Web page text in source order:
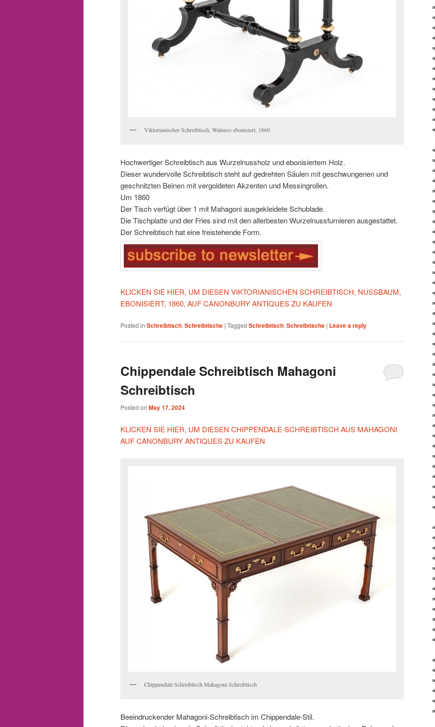
Viktorianischer Schreibtisch, Walnuss ebonisiert, 1860
Hochwertiger Schreibtisch aus Wurzelnussholz und ebonisiertem Holz.
Dieser wundervolle Schreibtisch steht auf gedrehten Säulen mit geschwungenen und
geschnitzten Beinen mit vergoldeten Akzenten und Messingrollen.
Um 1860
Der Tisch verfügt über 1 mit Mahagoni ausgekleidete Schublade.
Die Tischplatte und der Fries sind mit den allerbesten Wurzelnussfurnieren ausgestattet.
Der Schreibtisch hat eine freistehende Form.
KLICKEN SIE HIER, UM DIESEN VIKTORIANISCHEN SCHREIBTISCH, NUSSBAUM,
EBONISIERT, 1860, AUF CANONBURY ANTIQUES ZU KAUFEN
Posted in Schreibtisch, Schreibtische | Tagged Schreibtisch, Schreibtische | Leave a reply
Chippendale Schreibtisch Mahagoni
Schreibtisch
Posted on May 17, 2024
KLICKEN SIE HIER, UM DIESEN CHIPPENDALE-SCHREIBTISCH AUS MAHAGONI
AUF CANONBURY ANTIQUES ZU KAUFEN
Chippendale Schreibtisch Mahagoni Schreibtisch
Beeindruckender Mahagoni-Schreibtisch im Chippendale-Stil.